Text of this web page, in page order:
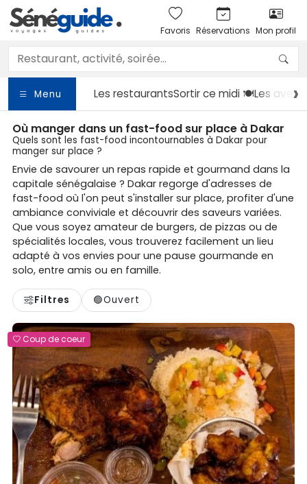
Favoris Réservations Mon profil
Menu Les restaurantsSortirce midi 🍽️Les
Où manger dans un fast-food sur place à Dakar
Quels sont les fast-food incontournables à Dakar pour
manger sur place ?
Envie de savourer un repas rapide et gourmand dans la
capitale sénégalaise ? Dakar regorge d'adresses de
fast-food où l'on peut s'installer sur place, profiter d'une
ambiance conviviale et découvrir des saveurs variées.
Que vous soyez amateur de burgers, de pizzas ou de
spécialités locales, vous trouverez facilement un lieu
adapté à vos envies pour une pause gourmande en
solo, entre amis ou en famille.
Filtres 🟢Ouvert
Coup de coeur